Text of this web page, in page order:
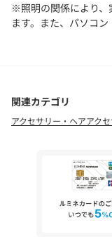
※照明の関係により、
ます。また、パソコ
製品と画像のカラー
関連カテゴリ
アクセサリー・ヘアアク